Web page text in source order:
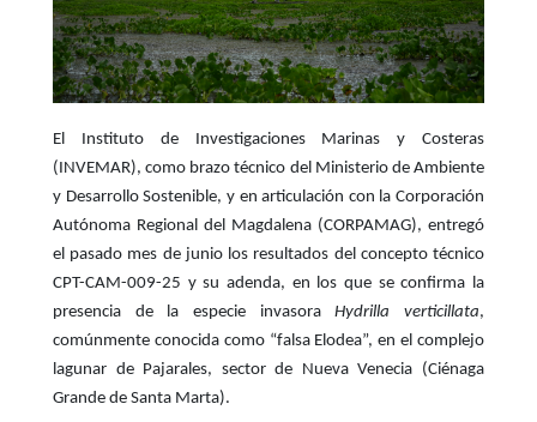
El Instituto de Investigaciones Marinas y Costeras
(INVEMAR), como brazo técnico del Ministerio de Ambiente
y Desarrollo Sostenible, y en articulación con la Corporación
Autónoma Regional del Magdalena (CORPAMAG), entregó
el pasado mes de junio los resultados del concepto técnico
CPT-CAM-009-25 y su adenda, en los que se confirma la
presencia de la especie invasoraHydrilla verticillata,
comúnmente conocida como “falsa Elodea”, en el complejo
lagunar de Pajarales, sector de Nueva Venecia (Ciénaga
Grande de Santa Marta).